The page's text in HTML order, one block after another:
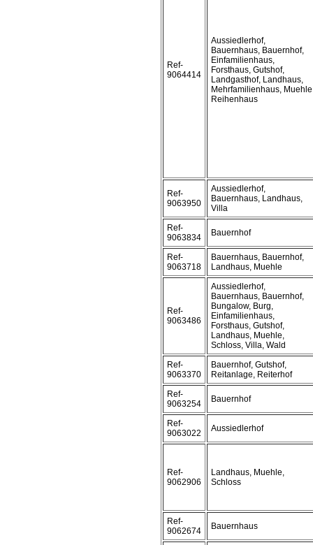
Ref-
9064414
Aussiedlerhof,
Bauernhaus, Bauernhof,
Einfamilienhaus,
Forsthaus, Gutshof,
Landgasthof, Landhaus,
Mehrfamilienhaus,
Reihenhaus
Ref-
9063950
Aussiedlerhof,
Bauernhaus, Landhaus,
Villa
Ref-
9063834
Bauernhof
Ref-
9063718
Bauernhaus, Bauernhof,
Landhaus, Muehle
Ref-
9063486
Aussiedlerhof,
Bauernhaus, Bauernhof,
Bungalow, Burg,
Einfamilienhaus,
Forsthaus, Gutshof,
Landhaus, Muehle,
Schloss, Villa, Wald
Ref-
9063370
Bauernhof, Gutshof,
Reitanlage, Reiterhof
Ref-
9063254
Bauernhof
Ref-
9063022
Aussiedlerhof
Ref-
9062906
Landhaus, Muehle,
Schloss
Ref-
9062674
Bauernhaus